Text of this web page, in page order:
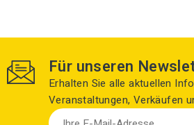
Für unseren
Erhalten Sie alle aktuellen
Veranstaltungen, Verkäufen